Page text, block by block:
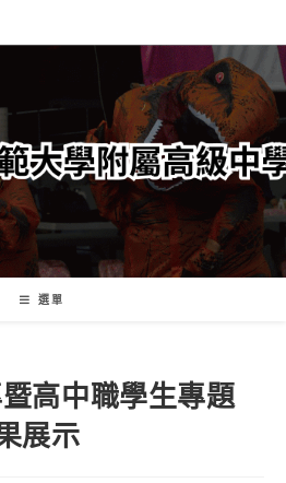
選單
高中職學生專題
展示